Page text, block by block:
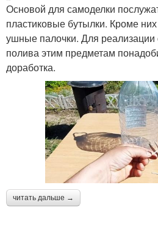
Основой для самоделки
пластиковые бутылки. Кроме
ушные палочки. Для реализации
полива этим предметам
доработка.
читать дальше →